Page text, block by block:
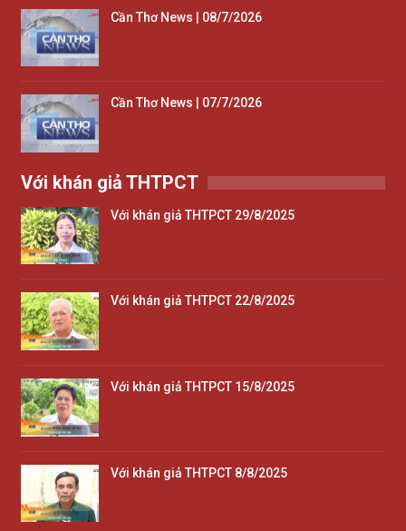
Cần Thơ News | 08/7/2026
Cần Thơ News | 07/7/2026
Với khán giả THTPCT
Với khán giả THTPCT 29/8/2025
Với khán giả THTPCT 22/8/2025
Với khán giả THTPCT 15/8/2025
Với khán giả THTPCT 8/8/2025